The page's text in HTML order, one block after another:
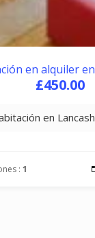
en alquiler
£450.00
en
: 1